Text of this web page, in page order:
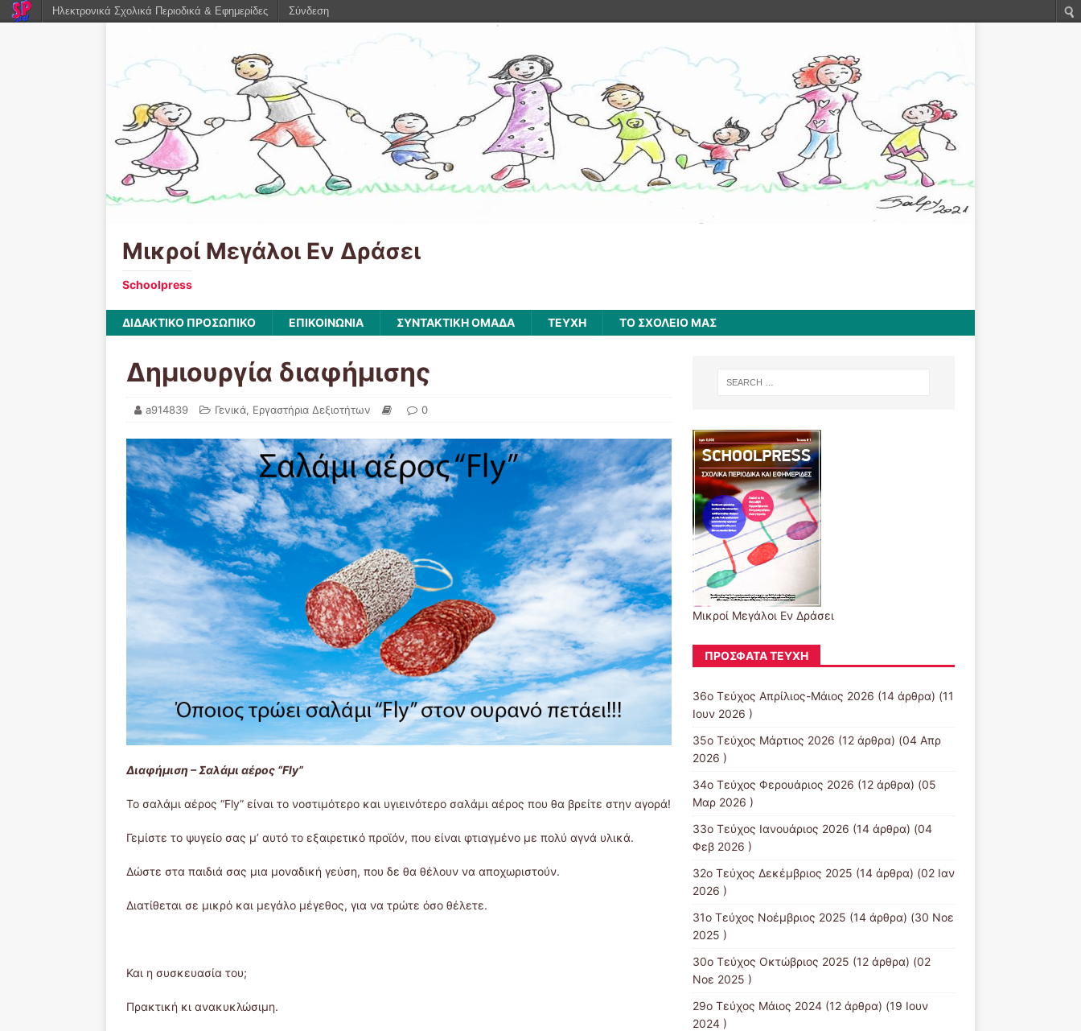
Μικροί Μεγάλοι Εν Δράσει
Schoolpress
ΔΙΔΑΚΤΙΚΟ ΠΡΟΣΩΠΙΚΟ ΕΠΙΚΟΙΝΩΝΙΑ ΣΥΝΤΑΚΤΙΚΗ ΟΜΑΔΑ ΤΕΥΧΗ ΤΟ ΣΧΟΛΕΙΟ ΜΑΣ
Δημιουργία διαφήμισης
a914839 Γενικά, Εργαστήρια Δεξιοτήτων 0
Διαφήμιση – Σαλάμι αέρος “Fly”
Το σαλάμι αέρος “Fly” είναι το νοστιμότερο και υγιεινότερο σαλάμι αέρος που θα βρείτε στην αγορά!
Γεμίστε το ψυγείο σας μ’ αυτό το εξαιρετικό προϊόν, που είναι φτιαγμένο με πολύ αγνά υλικά.
Δώστε στα παιδιά σας μια μοναδική γεύση, που δε θα θέλουν να αποχωριστούν.
Διατίθεται σε μικρό και μεγάλο μέγεθος, για να τρώτε όσο θέλετε.
Και η συσκευασία του;
Πρακτική κι ανακυκλώσιμη.
Μικροί Μεγάλοι Εν Δράσει
ΠΡΌΣΦΑΤΑ ΤΕΎΧΗ
36ο Τεύχος Απρίλιος-Μάιος 2026 (14 άρθρα) (11
Ιουν 2026 )
35ο Τεύχος Μάρτιος 2026 (12 άρθρα) (04 Απρ
2026 )
34ο Τεύχος Φερουάριος 2026 (12 άρθρα) (05
Μαρ 2026 )
33ο Τεύχος Ιανουάριος 2026 (14 άρθρα) (04
Φεβ 2026 )
32ο Τεύχος Δεκέμβριος 2025 (14 άρθρα) (02 Ιαν
2026 )
31ο Τεύχος Νοέμβριος 2025 (14 άρθρα) (30 Νοε
2025 )
30ο Τεύχος Οκτώβριος 2025 (12 άρθρα) (02
Νοε 2025 )
29ο Τεύχος Μάιος 2024(12 άρθρα) (19 Ιουν
2024 )
Ηλεκτρονικά Σχολικά Περιοδικά & Εφημερίδες Σύνδεση